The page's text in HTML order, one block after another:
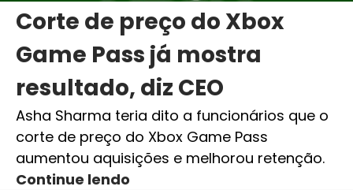
Corte de preço do Xbox
Game Pass já mostra
resultado, diz CEO
Asha Sharma teria dito a funcionários que o
corte de preço do Xbox Game Pass
aumentou aquisições e melhorou retenção.
Continue lendo